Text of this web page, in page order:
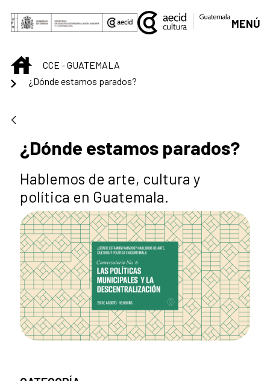
Skip to Main Content
MENÚ
INICIOCCE - GUATEMALA
¿Dónde estamos parados?
¿Dónde estamos parados?
Hablemos de arte, cultura y
política en Guatemala.